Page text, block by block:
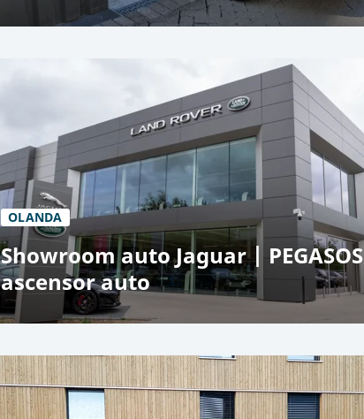
Turn rezidențial, Rotterdam
2x ascensoare TRAFFICO
75 de locuri de parcare
5000 kg Capacitate de ridicare
OLANDA
Showroom auto Jaguar | PEGASOS
ascensor auto
Showroom auto Jaguar, Maastricht